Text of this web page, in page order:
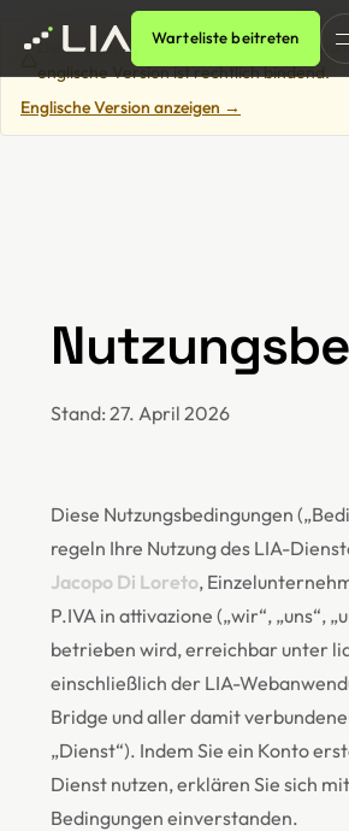
Warteliste beitreten
Diese Übersetzung wird zur
englische Version ist rechtlich bindend.
Englische Version anzeigen →
Stand: 27. April 2026
Diese Nutzungsbedingungen
regeln Ihre Nutzung des LIA-
Jacopo Di Loreto,
P.IVA in attivazione („wir“, „uns“,
betrieben wird, erreichbar unter
einschließlich der LIA-
Bridge und aller damit
„Dienst“). Indem Sie ein Konto
Dienst nutzen, erklären Sie sich
Bedingungen einverstanden.